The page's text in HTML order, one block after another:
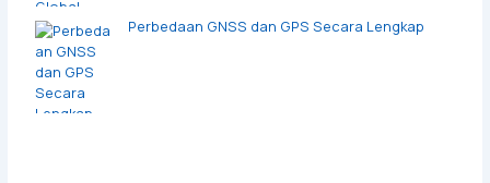
Perbedaan GNSS dan GPS Secara Lengkap